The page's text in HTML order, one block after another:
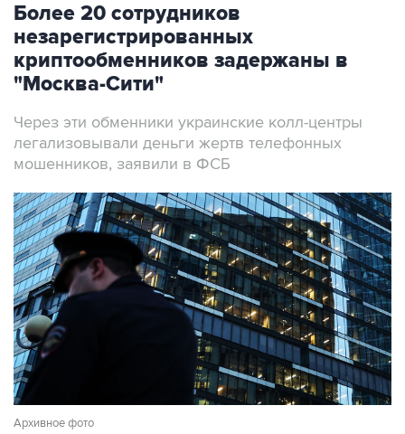
Более 20 сотрудников
незарегистрированных
криптообменников задержаны в
"Москва-Сити"
Через эти обменники украинские колл-центры
легализовывали деньги жертв телефонных
мошенников, заявили в ФСБ
Архивное фото